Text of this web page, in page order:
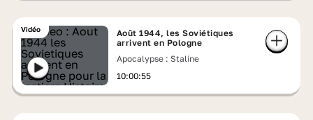
Vidéo
Août 1944, les Soviétiques
arrivent en Pologne
Apocalypse : Staline
10:00:55